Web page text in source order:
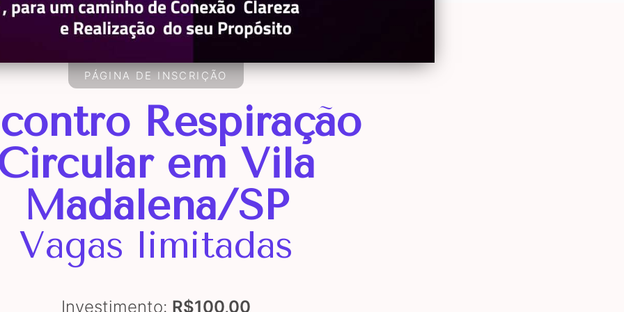
PÁGINA DE INSCRIÇÃO
Respiração
em Vila
Madalena/SP
Vagas limitadas
Investimento: R$100,00